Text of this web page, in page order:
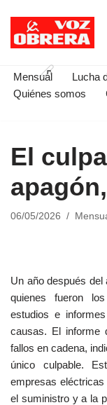
Saltar
contenido
Mensual Lucha
Quiénes somos
El
06/05/2026
Un año después
quienes fueron
estudios e
causas. El informe
fallos en cadena,
único culpable.
empresas eléctricas
el suministro y a la